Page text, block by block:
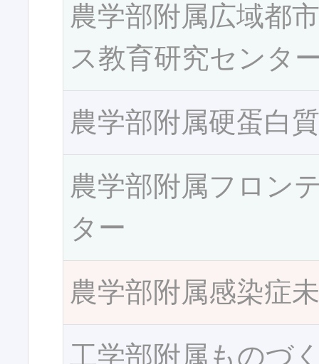
農学部附属広域都
ス教育研究センタ
農学部附属硬蛋白
農学部附属フロン
ター
農学部附属感染症
工学部附属ものづ